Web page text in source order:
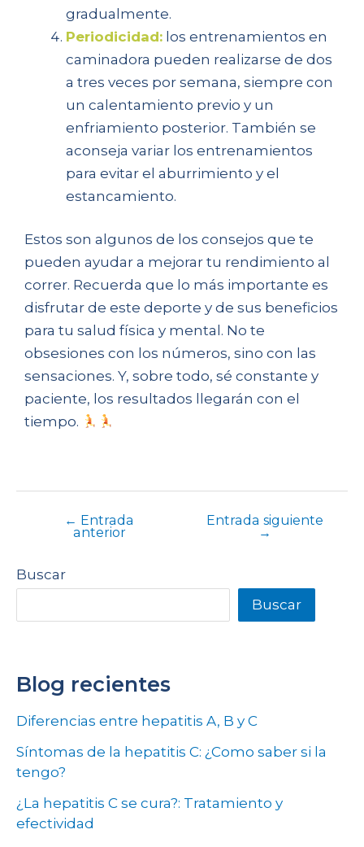
gradualmente.
Periodicidad: los entrenamientos en
caminadora pueden realizarse de dos
a tres veces por semana, siempre con
un calentamiento previo y un
enfriamiento posterior. También se
aconseja variar los entrenamientos
para evitar el aburrimiento y el
estancamiento.
Estos son algunos de los consejos que te
pueden ayudar a mejorar tu rendimiento al
correr. Recuerda que lo más importante es
disfrutar de este deporte y de sus beneficios
para tu salud física y mental. No te
obsesiones con los números, sino con las
sensaciones. Y, sobre todo, sé constante y
paciente, los resultados llegarán con el
tiempo.
← Entrada
anterior
Entrada siguiente
→
Buscar
Buscar
Blog recientes
Diferencias entre hepatitis A, B y C
Síntomas de la hepatitis C: ¿Como saber si la
tengo?
¿La hepatitis C se cura?: Tratamiento y
efectividad